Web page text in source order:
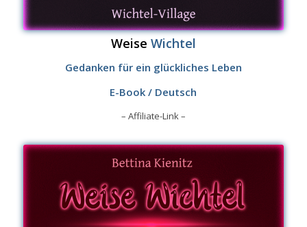
Weise Wichtel
Gedanken für ein glückliches Leben
E-Book / Deutsch
– Affiliate-Link –